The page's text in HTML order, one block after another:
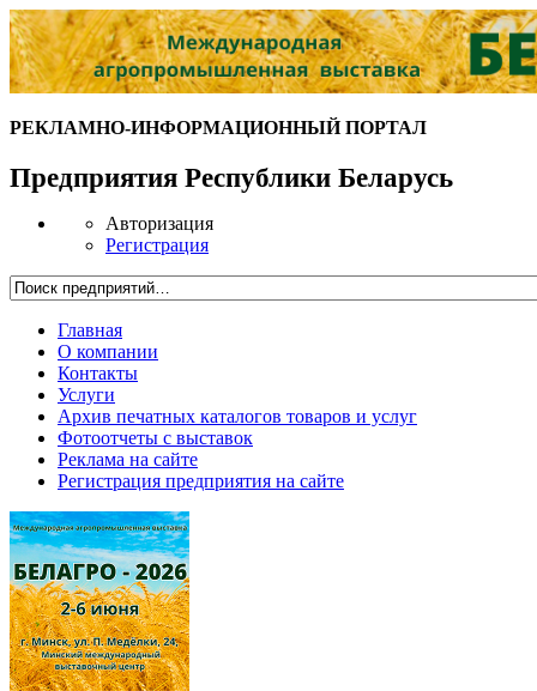
РЕКЛАМНО-ИНФОРМАЦИОННЫЙ ПОРТАЛ
Предприятия Республики Беларусь
Авторизация
Регистрация
Главная
О компании
Контакты
Услуги
Архив печатных каталогов товаров и услуг
Фотоотчеты с выставок
Реклама на сайте
Регистрация предприятия на сайте